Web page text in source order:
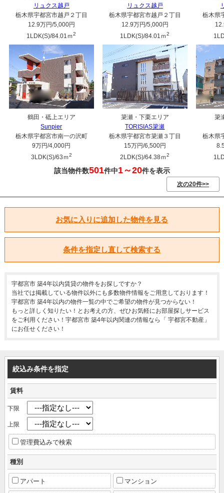
リュクス越戸
栃木県宇都宮市越戸２丁目
12.9万円/5,000円
1LDK(S)/84.01ｍ2
リュクス越戸
栃木県宇都宮市越戸２丁目
12.9万円/5,000円
1LDK(S)/84.01ｍ2
栃木県
鶴田・砥上エリア
Sunpier
栃木県宇都宮市南一の沢町
9万円/4,000円
3LDK(S)/63ｍ2
簗瀬・下栗エリア
TORISIAS簗瀬
栃木県宇都宮市簗瀬３丁目
15万円/6,500円
2LDK(S)/64.38ｍ2
簗
栃木県
該当物件数501件中1～20件を表示
次の20件>>
お気に入りに追加した物件を見る
条件を指定し直して検索する
宇都宮市 築4年以内賃貸の物件をお探しですか？
当社では掲載している物件以外にも多数物件情報をご用意しております！
宇都宮市 築4年以内の物件一覧の中でご希望の物件が見つからない！
もっと詳しく知りたい！とお考えの方、ぜひお気軽にお部屋探しサービス
をご利用ください！宇都宮市 築4年以内関連の情報なら「 宇都宮不動産」
にお任せください！
絞込み条件を指定
賃料
下限
上限
管理費込みで検索
種別
アパート マンション